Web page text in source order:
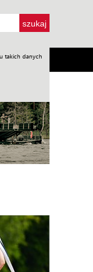
takich danych